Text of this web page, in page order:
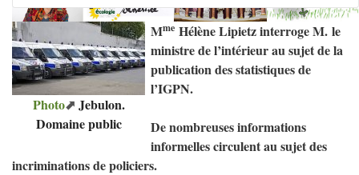
Photo
Jebulon.
Domaine public
Mme Hélène Lipietz interroge M. le
ministre de l’intérieur au sujet de la
publication des statistiques de
l’IGPN.
De nombreuses informations
informelles circulent au sujet des
incriminations de policiers.